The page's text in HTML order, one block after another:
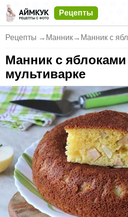
Рецепты
Рецепты → Манник→ Манник с
Манник с
мультиварке